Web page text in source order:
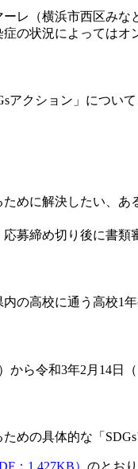
レ（横浜市西区みな
の状況によってはオ
アクション」につい
めに解決したい、
募締め切り後に書類
の高校に通う高校1
から令和3年2月14日
ための具体的な「